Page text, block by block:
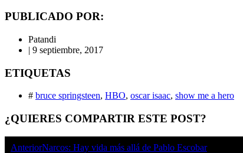
PUBLICADO POR:
Patandi
| 9 septiembre, 2017
ETIQUETAS
# bruce springsteen, HBO, oscar isaac, show me a hero
¿QUIERES COMPARTIR ESTE POST?
AnteriorNarcos: Hay vida más allá de Pablo Escobar